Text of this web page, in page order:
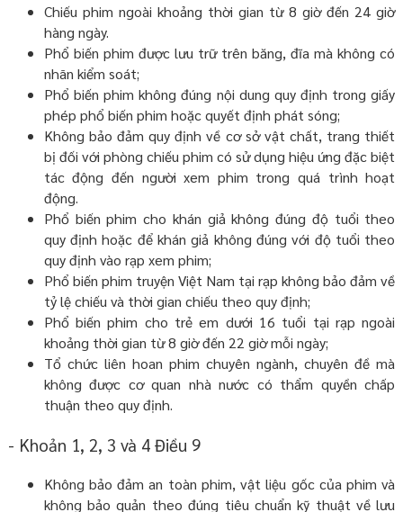
Chiếu phim ngoài khoảng thời gian từ 8 giờ đến 24 giờ
hàng ngày.
Phổ biến phim được lưu trữ trên băng, đĩa mà không có
nhãn kiểm soát;
Phổ biến phim không đúng nội dung quy định trong giấy
phép phổ biến phim hoặc quyết định phát sóng;
Không bảo đảm quy định về cơ sở vật chất, trang thiết
bị đối với phòng chiếu phim có sử dụng hiệu ứng đặc biệt
tác động đến người xem phim trong quá trình hoạt
động.
Phổ biến phim cho khán giả không đúng độ tuổi theo
quy định hoặc để khán giả không đúng với độ tuổi theo
quy định vào rạp xem phim;
Phổ biến phim truyện Việt Nam tại rạp không bảo đảm về
tỷ lệ chiếu và thời gian chiếu theo quy định;
Phổ biến phim cho trẻ em dưới 16 tuổi tại rạp ngoài
khoảng thời gian từ 8 giờ đến 22 giờ mỗi ngày;
Tổ chức liên hoan phim chuyên ngành, chuyên đề mà
không được cơ quan nhà nước có thẩm quyền chấp
thuận theo quy định.
- Khoản 1, 2, 3 và 4 Điều 9
Không bảo đảm an toàn phim, vật liệu gốc của phim và
không bảo quản theo đúng tiêu chuẩn kỹ thuật về lưu